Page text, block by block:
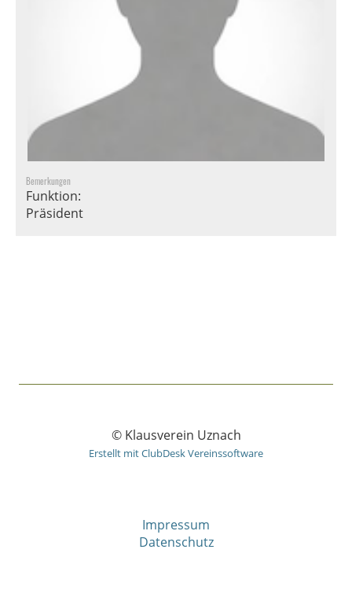
Bemerkungen
Funktion:
Präsident
© Klausverein Uznach
Erstellt mit ClubDesk Vereinssoftware
Impressum
Datenschutz